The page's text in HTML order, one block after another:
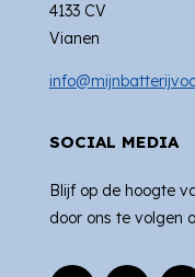
4133 CV
Vianen
SOCIAL MEDIA
Blijf op de hoogte
door ons te volgen